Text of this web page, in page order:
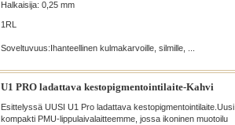
Halkaisija: 0,25 mm
1RL
Soveltuvuus:Ihanteellinen kulmakarvoille, silmille, ...
U1 PRO ladattava kestopigmentointilaite-Kahvi
Esittelyssä UUSI U1 Pro ladattava kestopigmentointilaite.Uusi
kompakti PMU-lippulaivalaitteemme, jossa ikoninen muotoilu